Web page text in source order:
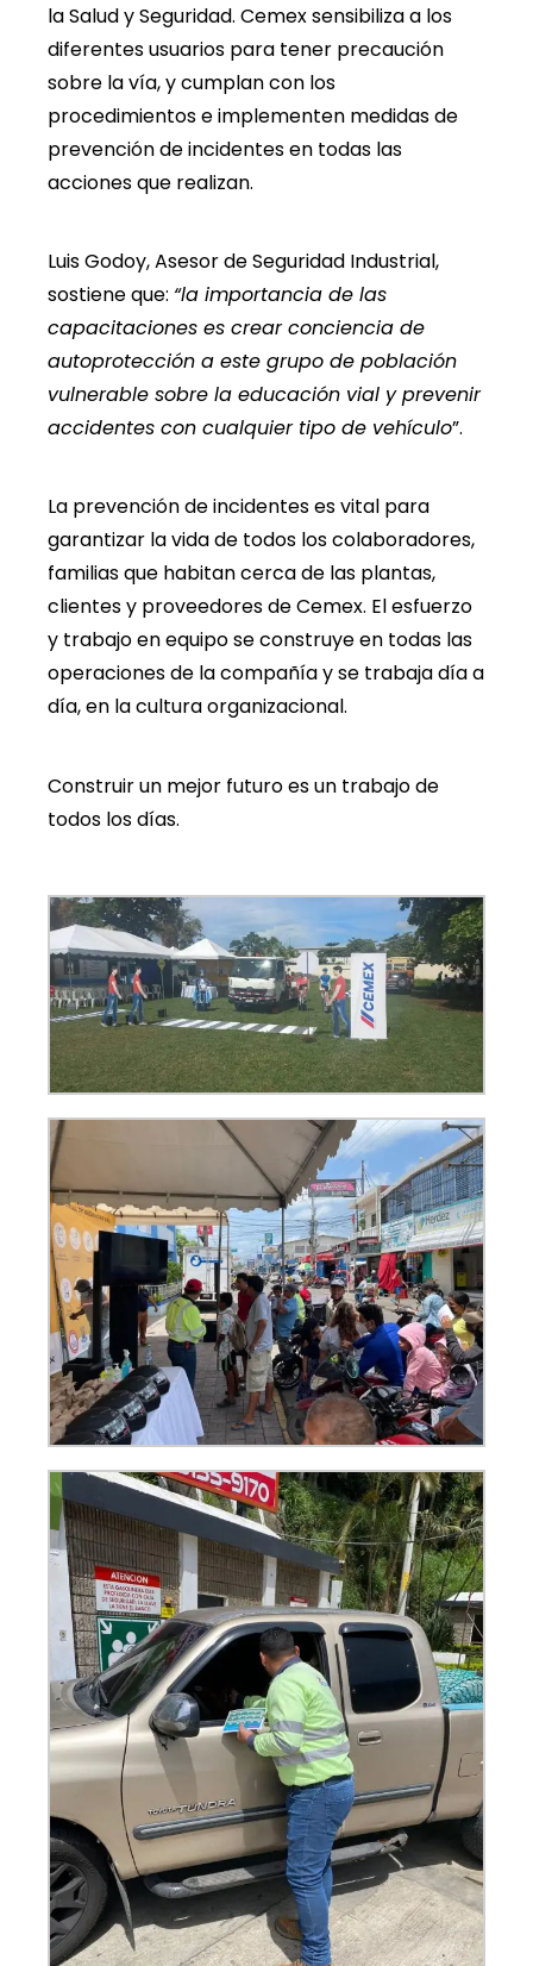
la Salud y Seguridad. Cemex sensibiliza a los
diferentes usuarios para tener precaución
sobre la vía, y cumplan con los
procedimientos e implementen medidas de
prevención de incidentes en todas las
acciones que realizan.
Luis Godoy, Asesor de Seguridad Industrial,
sostiene que: “la importancia de las
capacitaciones es crear conciencia de
autoprotección a este grupo de población
vulnerable sobre la educación vial y prevenir
accidentes con cualquier tipo de vehículo”.
La prevención de incidentes es vital para
garantizar la vida de todos los colaboradores,
familias que habitan cerca de las plantas,
clientes y proveedores de Cemex. El esfuerzo
y trabajo en equipo se construye en todas las
operaciones de la compañía y se trabaja día a
día, en la cultura organizacional.
Construir un mejor futuro es un trabajo de
todos los días.